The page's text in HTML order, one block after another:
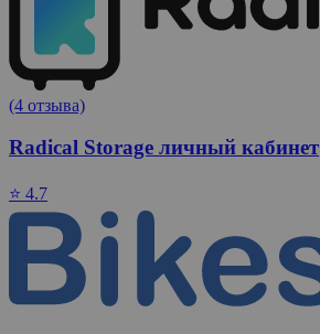
(4 отзыва)
Radical Storage личный кабинет
⭐ 4.7